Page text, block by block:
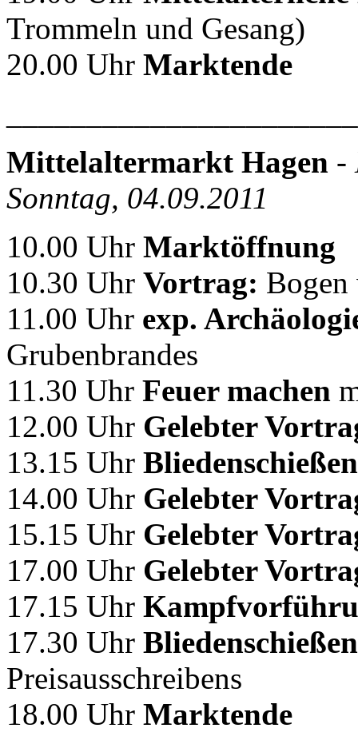
Trommeln und Gesang)
20.00 Uhr Marktende
Mittelaltermarkt Hagen -
Sonntag, 04.09.2011
10.00 Uhr Marktöffnung
10.30 Uhr Vortrag: Bogen
11.00 Uhr exp.
Grubenbrandes
11.30 Uhr Feuer machen
12.00 Uhr Gelebter
13.15 Uhr
14.00 Uhr Gelebter
15.15 Uhr Gelebter
17.00 Uhr Gelebter
17.15 Uhr
17.30 Uhr
Preisausschreibens
18.00 Uhr Marktende